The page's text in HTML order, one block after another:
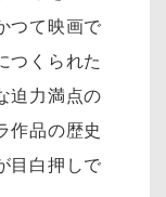
つて映画で
つくられた
迫力満点の
作品の歴史
目白押しで